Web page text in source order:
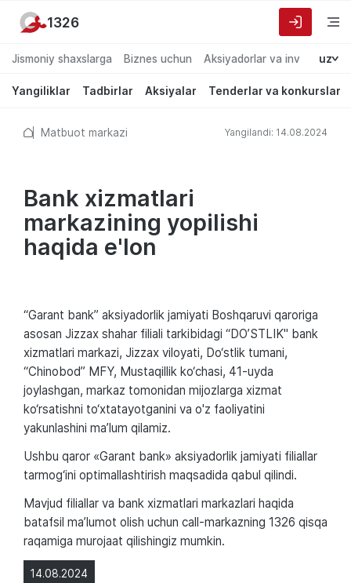
Jismoniy shaxslarga Biznes uchun Aksiyadorlar va investorlarga
uz
Yangiliklar Tadbirlar Aksiyalar Tenderlar va konkurslar
1326
Matbuot markazi Yangilandi: 14.08.2024
Bank xizmatlari
markazining yopilishi
haqida e'lon
14.08.2024
“Garant bank” aksiyadorlik jamiyati Boshqaruvi qaroriga
asosan Jizzax shahar filiali tarkibidagi “DO’STLIK" bank
xizmatlari markazi, Jizzax viloyati, Do‘stlik tumani,
“Chinobod” MFY, Mustaqillik ko‘chasi, 41-uyda
joylashgan, markaz tomonidan mijozlarga xizmat
ko‘rsatishni to‘xtatayotganini va o'z faoliyatini
yakunlashini ma’lum qilamiz.
Ushbu qaror «Garant bank» aksiyadorlik jamiyati filiallar
tarmog‘ini optimallashtirish maqsadida qabul qilindi.
Mavjud filiallar va bank xizmatlari markazlari haqida
batafsil ma’lumot olish uchun call-markazning 1326 qisqa
raqamiga murojaat qilishingiz mumkin.